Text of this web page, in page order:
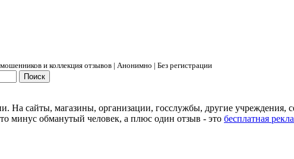
и коллекция отзывов | Анонимно | Без регистрации
На сайты, магазины, организации, госслужбы, другие
минус обманутый человек, а плюс один отзыв - это бесплатная